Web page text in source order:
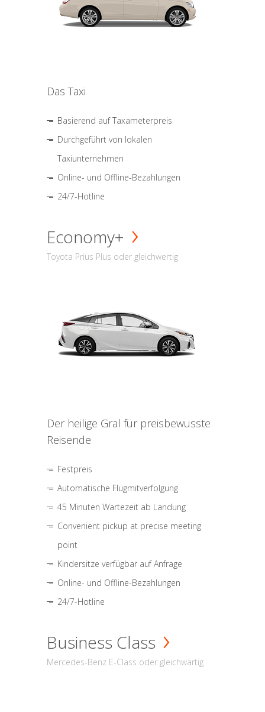
Das Taxi
Basierend auf Taxameterpreis
Durchgeführt von lokalen
Taxiunternehmen
Online- und Offline-Bezahlungen
24/7-Hotline
Economy+
Toyota Prius Plus oder gleichwertig
Der heilige Gral für preisbewusste
Reisende
Festpreis
Automatische Flugmitverfolgung
45 Minuten Wartezeit ab Landung
Convenient pickup at precise meeting
point
Kindersitze verfügbar auf Anfrage
Online- und Offline-Bezahlungen
24/7-Hotline
Business Class
Mercedes-Benz E-Class oder gleichwärtig